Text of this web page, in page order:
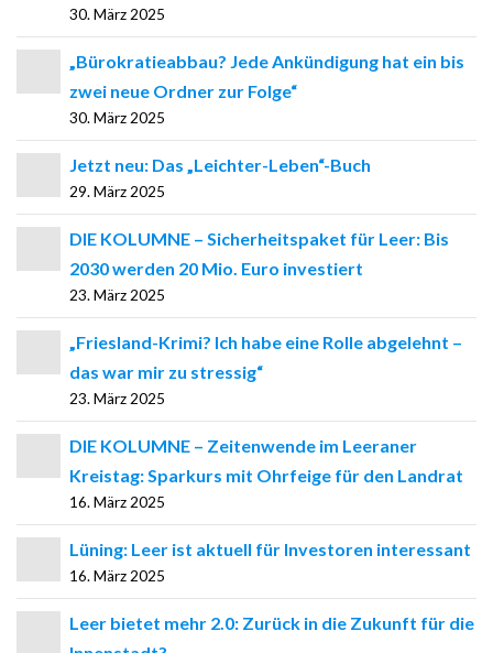
30. März 2025
„Bürokratieabbau? Jede Ankündigung hat ein bis
zwei neue Ordner zur Folge“
30. März 2025
Jetzt neu: Das „Leichter-Leben“-Buch
29. März 2025
DIE KOLUMNE – Sicherheitspaket für Leer: Bis
2030 werden 20 Mio. Euro investiert
23. März 2025
„Friesland-Krimi? Ich habe eine Rolle abgelehnt –
das war mir zu stressig“
23. März 2025
DIE KOLUMNE – Zeitenwende im Leeraner
Kreistag: Sparkurs mit Ohrfeige für den Landrat
16. März 2025
Lüning: Leer ist aktuell für Investoren interessant
16. März 2025
Leer bietet mehr 2.0: Zurück in die Zukunft für die